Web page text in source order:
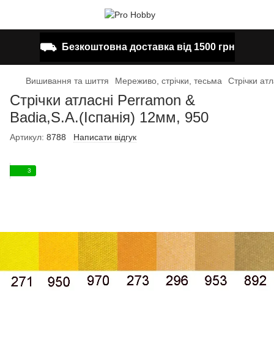
⛟ Безкоштовна доставка від 1500 грн
Вишивання та шиття Мереживо, стрічки, тесьма Стрічки
Стрічки атласні Perramon &
Badia,S.A.(Іспанія) 12мм, 950
Артикул: 8788 Написати відгук
3